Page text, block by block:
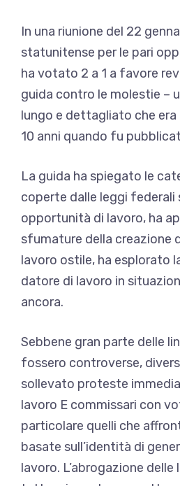
In una riunione del 22
statunitense per le pari
ha votato 2 a 1 a favore
guida contro le molestie –
lungo e dettagliato che era
10 anni quando fu
La guida ha spiegato le
coperte dalle leggi federali
opportunità di lavoro, ha
sfumature della creazione
lavoro ostile, ha esplorato
datore di lavoro in
ancora.
Sebbene gran parte delle
fossero controverse,
sollevato proteste
lavoro E commissari con
particolare quelli che
basate sull’identità di
lavoro. L’abrogazione delle